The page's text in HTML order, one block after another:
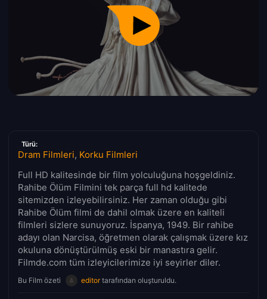
Türü:
Dram Filmleri, Korku Filmleri
Full HD kalitesinde bir film yolculuğuna hoşgeldiniz.
Rahibe Ölüm Filmini tek parça full hd kalitede
sitemizden izleyebilirsiniz. Her zaman olduğu gibi
Rahibe Ölüm filmi de dahil olmak üzere en kaliteli
filmleri sizlere sunuyoruz. İspanya, 1949. Bir rahibe
adayı olan Narcisa, öğretmen olarak çalışmak üzere kız
okuluna dönüştürülmüş eski bir manastıra gelir.
Filmde.com tüm izleyicilerimize iyi seyirler diler.
Bu Film özeti editortarafından oluşturuldu.